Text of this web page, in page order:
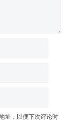
址，以便下次评论时